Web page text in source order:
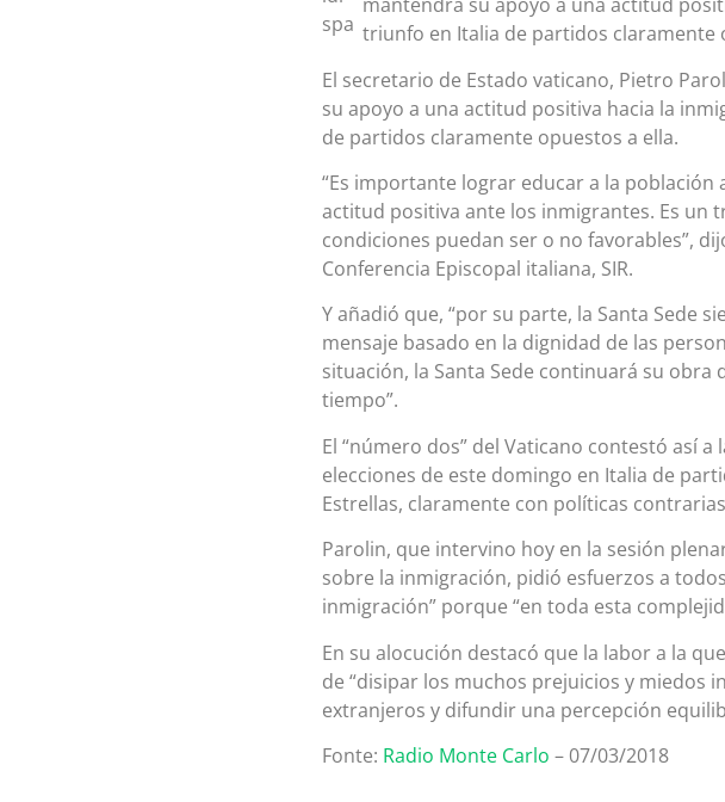
triunfo en Italia de partidos claramente
El secretario de Estado vaticano, Pietro
su apoyo a una actitud positiva hacia la
de partidos claramente opuestos a ella.
“Es importante lograr educar a la población
actitud positiva ante los inmigrantes. Es un
condiciones puedan ser o no favorables”,
Conferencia Episcopal italiana, SIR.
Y añadió que, “por su parte, la Santa Sede
mensaje basado en la dignidad de las
situación, la Santa Sede continuará su
tiempo”.
El “número dos” del Vaticano contestó así
elecciones de este domingo en Italia de
Estrellas, claramente con políticas
Parolin, que intervino hoy en la sesión
sobre la inmigración, pidió esfuerzos a
inmigración” porque “en toda esta
En su alocución destacó que la labor a la
de “disipar los muchos prejuicios y miedos
extranjeros y difundir una percepción
Fonte: Radio Monte Carlo – 07/03/2018